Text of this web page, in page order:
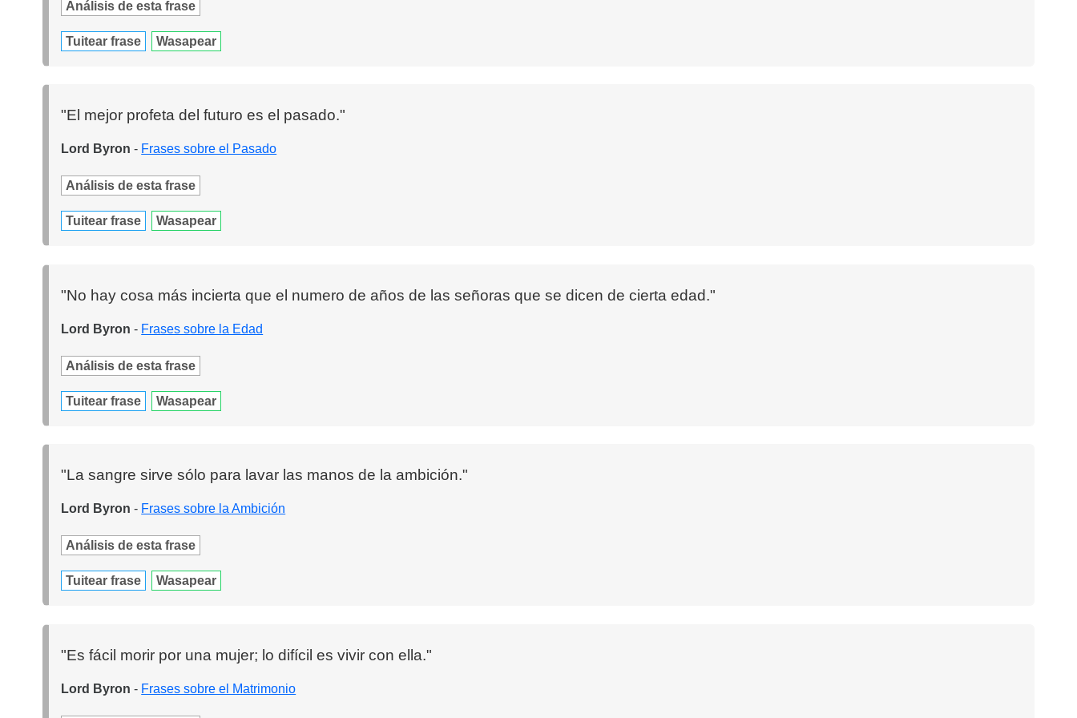
Análisis de esta frase
Tuitear frase Wasapear
"El mejor profeta del futuro es el pasado."
Lord Byron - Frases sobre el Pasado
Análisis de esta frase
Tuitear frase Wasapear
"No hay cosa más incierta que el numero de años de las señoras que se dicen de cierta edad."
Lord Byron - Frases sobre la Edad
Análisis de esta frase
Tuitear frase Wasapear
"La sangre sirve sólo para lavar las manos de la ambición."
Lord Byron - Frases sobre la Ambición
Análisis de esta frase
Tuitear frase Wasapear
"Es fácil morir por una mujer; lo difícil es vivir con ella."
Lord Byron - Frases sobre el Matrimonio